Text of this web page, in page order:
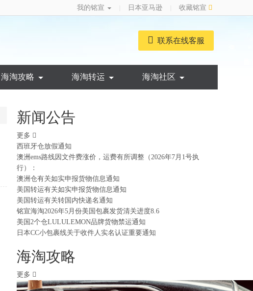
我的铭宣 日本亚马逊
收藏铭宣
联系在线客服
海淘攻略 海淘转运 海淘社区
新闻公告
更多
西班牙仓放假通知
澳洲ems路线因文件费涨价，运费有所调整（2026年7月1号执
行）：
澳洲仓有关如实申报货物信息通知
美国转运有关如实申报货物信息通知
美国转运有关转国内快递名通知
铭宣海淘2026年5月份美国包裹发货清关进度8.6
美国2个仓LULULEMON品牌货物禁运通知
日本CC小包裹线关于收件人实名认证重要通知
海淘攻略
更多